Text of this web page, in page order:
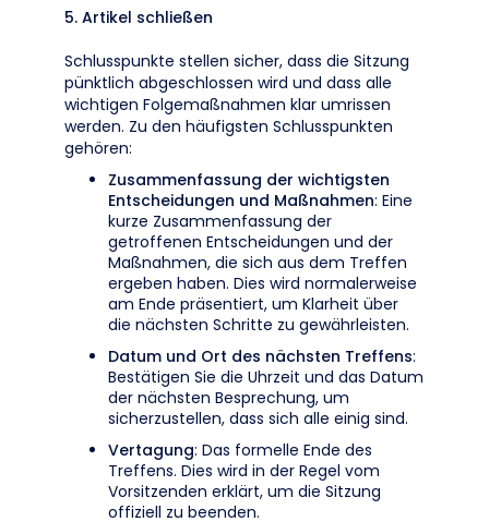
5. Artikel schließen
Schlusspunkte stellen sicher, dass die Sitzung
pünktlich abgeschlossen wird und dass alle
wichtigen Folgemaßnahmen klar umrissen
werden. Zu den häufigsten Schlusspunkten
gehören:
Zusammenfassung der wichtigsten
Entscheidungen und Maßnahmen: Eine
kurze Zusammenfassung der
getroffenen Entscheidungen und der
Maßnahmen, die sich aus dem Treffen
ergeben haben. Dies wird normalerweise
am Ende präsentiert, um Klarheit über
die nächsten Schritte zu gewährleisten.
Datum und Ort des nächsten Treffens:
Bestätigen Sie die Uhrzeit und das Datum
der nächsten Besprechung, um
sicherzustellen, dass sich alle einig sind.
Vertagung: Das formelle Ende des
Treffens. Dies wird in der Regel vom
Vorsitzenden erklärt, um die Sitzung
offiziell zu beenden.